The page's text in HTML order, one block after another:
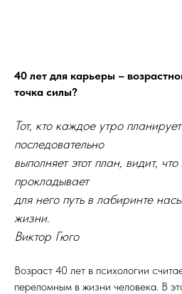
40 лет для карьеры –
точка силы?
Тот, кто каждое утро
последовательно
выполняет этот план, видит,
прокладывает
для него путь в лабиринте
жизни.
Виктор Гюго
Возраст 40 лет в психологии
переломным в жизни человека. В